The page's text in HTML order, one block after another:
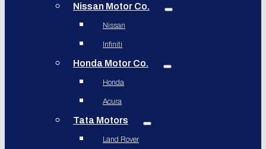
Nissan Motor Co.
Nissan
Infiniti
Honda Motor Co.
Honda
Acura
Tata Motors
Land Rover